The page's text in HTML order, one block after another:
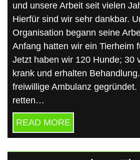
und unsere Arbeit seit vielen
Hierfür sind wir sehr dankbar.
Organisation begann seine
Anfang hatten wir ein Tierheim
Jetzt haben wir 120 Hunde; 30
krank und erhalten
freiwillige Ambulanz gegründet.
retten…
READ MORE